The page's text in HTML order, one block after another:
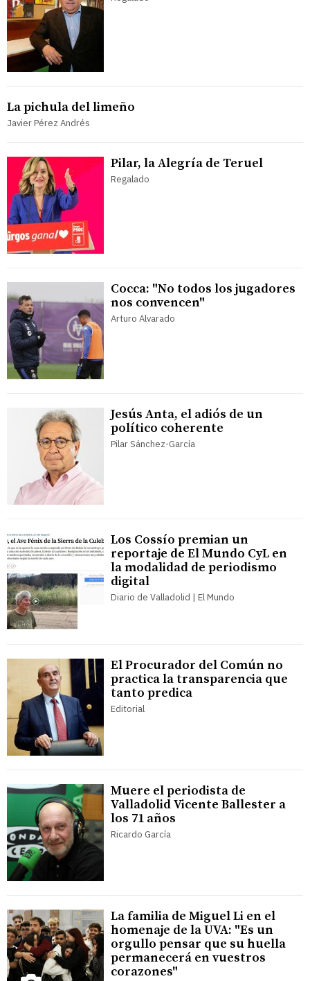
La pichula del limeño
Javier Pérez Andrés
Pilar, la Alegría de Teruel
Regalado
Cocca: "No todos los jugadores
nos convencen"
Arturo Alvarado
Jesús Anta, el adiós de un
político coherente
Pilar Sánchez-García
Los Cossío premian un
reportaje de El Mundo CyL en
la modalidad de periodismo
digital
Diario de Valladolid | El Mundo
El Procurador del Común no
practica la transparencia que
tanto predica
Editorial
Muere el periodista de
Valladolid Vicente Ballester a
los 71 años
Ricardo García
La familia de Miguel Li en el
homenaje de la UVA: "Es un
orgullo pensar que su huella
permanecerá en vuestros
corazones"